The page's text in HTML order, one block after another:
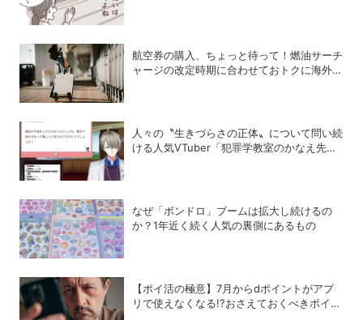
航空券の購入、ちょっと待って！燃油サーチ
ャージの改定時期に合わせておトクに海外航
人々の〝生きづらさの正体〟について問い続
ける人気VTuber「犯罪学教室のかなえ先
なぜ「ボンドロ」ブームは拡大し続けるの
か？1年近く続く人気の裏側にあるもの
【ポイ活の極意】7月からdポイントがアプ
リで使えなくなる!?おさえておくべきポイン